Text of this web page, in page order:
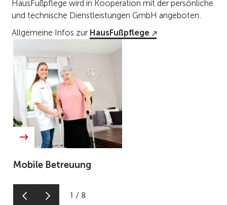
HausFußpflege wird in Kooperation mit der persönliche
und technische Dienstleistungen GmbH angeboten.
Allgemeine Infos zur HausFußpflege
Mobile Betreuung
1 / 8